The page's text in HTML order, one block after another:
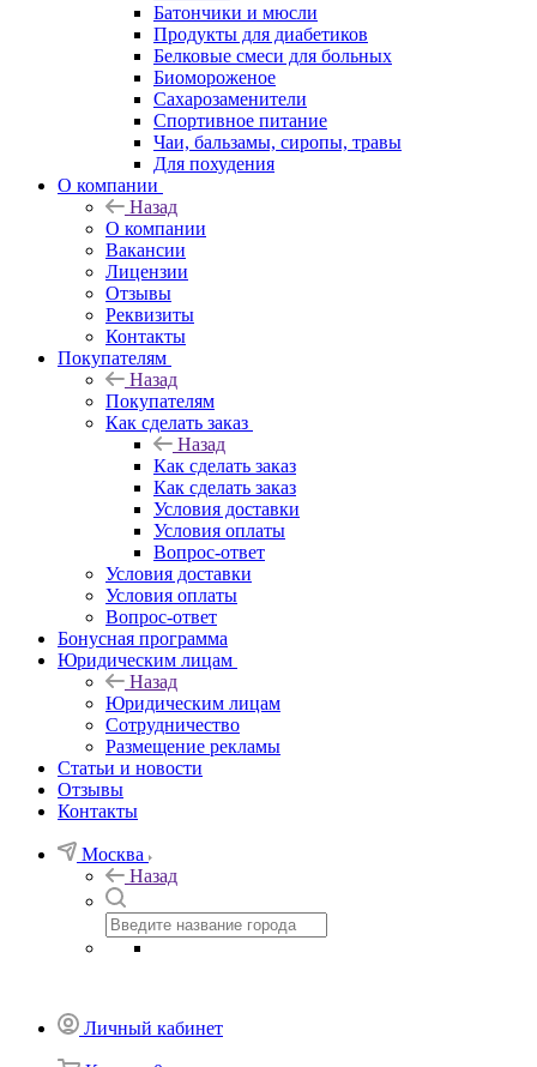
Батончики и мюсли
Продукты для диабетиков
Белковые смеси для больных
Биомороженое
Сахарозаменители
Спортивное питание
Чаи, бальзамы, сиропы, травы
Для похудения
О компании
Назад
О компании
Вакансии
Лицензии
Отзывы
Реквизиты
Контакты
Покупателям
Назад
Покупателям
Как сделать заказ
Назад
Как сделать заказ
Как сделать заказ
Условия доставки
Условия оплаты
Вопрос-ответ
Условия доставки
Условия оплаты
Вопрос-ответ
Бонусная программа
Юридическим лицам
Назад
Юридическим лицам
Сотрудничество
Размещение рекламы
Статьи и новости
Отзывы
Контакты
Москва
Назад
Личный кабинет